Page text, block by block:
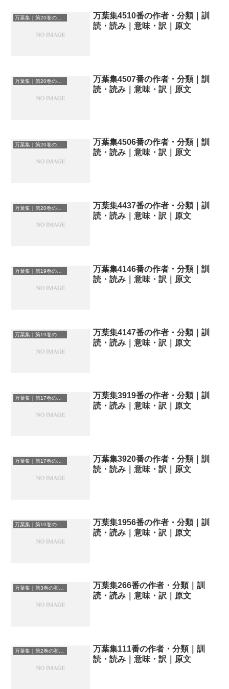
万葉集｜第20巻の和歌一覧
万葉集4510番の作者・分類｜訓
読・読み｜意味・訳｜原文
万葉集｜第20巻の和歌一覧
万葉集4507番の作者・分類｜訓
読・読み｜意味・訳｜原文
万葉集｜第20巻の和歌一覧
万葉集4506番の作者・分類｜訓
読・読み｜意味・訳｜原文
万葉集｜第20巻の和歌一覧
万葉集4437番の作者・分類｜訓
読・読み｜意味・訳｜原文
万葉集｜第19巻の和歌一覧
万葉集4146番の作者・分類｜訓
読・読み｜意味・訳｜原文
万葉集｜第19巻の和歌一覧
万葉集4147番の作者・分類｜訓
読・読み｜意味・訳｜原文
万葉集｜第17巻の和歌一覧
万葉集3919番の作者・分類｜訓
読・読み｜意味・訳｜原文
万葉集｜第17巻の和歌一覧
万葉集3920番の作者・分類｜訓
読・読み｜意味・訳｜原文
万葉集｜第10巻の和歌一覧
万葉集1956番の作者・分類｜訓
読・読み｜意味・訳｜原文
万葉集266番の作者・分類｜訓
読・読み｜意味・訳｜原文
万葉集｜第2巻の和歌一覧
万葉集111番の作者・分類｜訓
読・読み｜意味・訳｜原文